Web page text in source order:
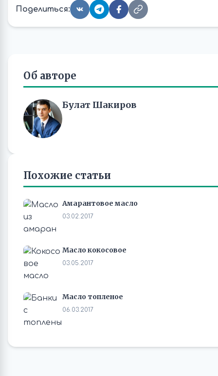
Поделиться:
Об авторе
Булат Шакиров
Похожие статьи
Амарантовое масло
03.02.2017
Масло кокосовое
03.05.2017
Масло топленое
06.03.2017